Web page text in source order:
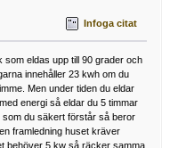
Infoga citat
eldas upp till 90 grader och
innehåller 23 kwh om du
Men under tiden du eldar
energi så eldar du 5 timmar
som du säkert förstår så beror
framledning huset kräver
behöver 5 kw så räcker samma